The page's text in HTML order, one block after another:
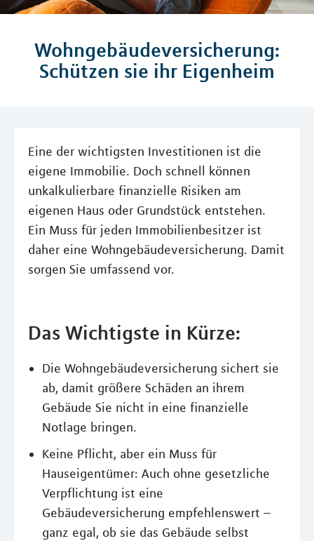
Wohngebäudeversicherung:
Schützen sie ihr Eigenheim
Eine der wichtigsten Investitionen ist die
eigene Immobilie. Doch schnell können
unkalkulierbare finanzielle Risiken am
eigenen Haus oder Grundstück entstehen.
Ein Muss für jeden Immobilienbesitzer ist
daher eine Wohngebäudeversicherung. Damit
sorgen Sie umfassend vor.
Das Wichtigste in Kürze:
Die Wohngebäudeversicherung sichert sie
ab, damit größere Schäden an ihrem
Gebäude Sie nicht in eine finanzielle
Notlage bringen.
Keine Pflicht, aber ein Muss für
Hauseigentümer: Auch ohne gesetzliche
Verpflichtung ist eine
Gebäudeversicherung empfehlenswert –
ganz egal, ob sie das Gebäude selbst